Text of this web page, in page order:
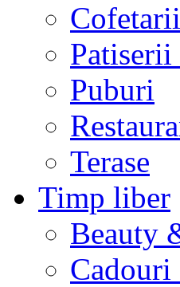
Cofetarii
Puburi
Terase
Timp liber
Beauty
Cadouri